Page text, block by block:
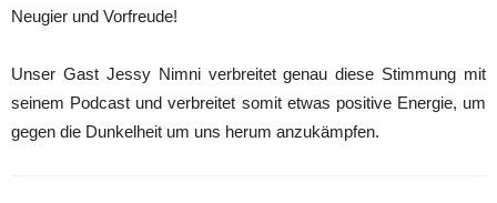
Neugier und Vorfreude!
Unser Gast Jessy Nimni verbreitet genau diese Stimmung mit
seinem Podcast und verbreitet somit etwas positive Energie, um
gegen die Dunkelheit um uns herum anzukämpfen.